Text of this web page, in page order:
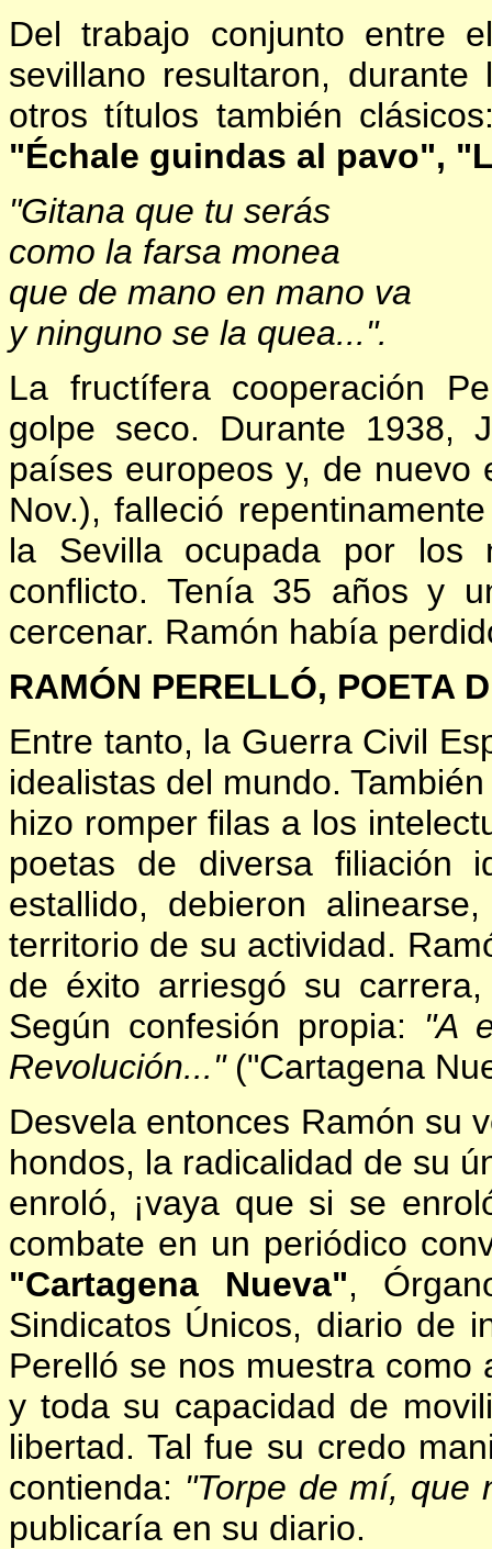
Del trabajo conjunto entre
sevillano resultaron,
otros títulos también
"Échale guindas al pavo",
"Gitana que tu serás
como la farsa monea
que de mano en mano va
y ninguno se la quea...".
La fructífera cooperación
golpe seco. Durante 1938,
países europeos y, de
Nov.), falleció
la Sevilla ocupada por los
conflicto. Tenía 35 años y
cercenar. Ramón había
RAMÓN PERELLÓ, POETA
Entre tanto, la Guerra Civil
idealistas del mundo.
hizo romper filas a los
poetas de diversa filiación
estallido, debieron
territorio de su actividad.
de éxito arriesgó su
Según confesión propia: "A
Revolución..." ("Cartagena
Desvela entonces Ramón su
hondos, la radicalidad de su
enroló, ¡vaya que si se
combate en un periódico
"Cartagena Nueva",
Sindicatos Únicos, diario de
Perelló se nos muestra
y toda su capacidad de
libertad. Tal fue su credo
contienda: "Torpe de mí, que
publicaría en su diario.